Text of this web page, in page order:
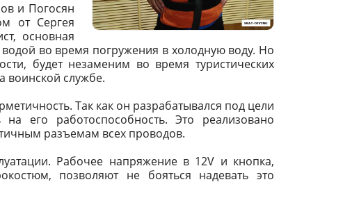
и Погосян
от Сергея
основная
во время погружения в холодную воду. Но
будет незаменим во время туристических
воинской службе.
Так как он разрабатывался под цели
его работоспособность. Это реализовано
разъемам всех проводов.
Рабочее напряжение в 12V и кнопка,
позволяют не бояться надевать это